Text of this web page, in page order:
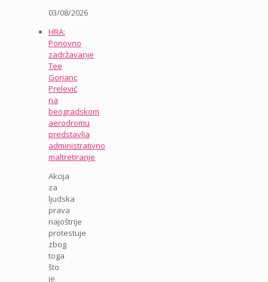
03/08/2026
HRA:
Ponovno
zadržavanje
Tee
Gorjanc
Prelević
na
beogradskom
aerodromu
predstavlja
administrativno
maltretiranje
Akcija
za
ljudska
prava
najoštrije
protestuje
zbog
toga
što
je